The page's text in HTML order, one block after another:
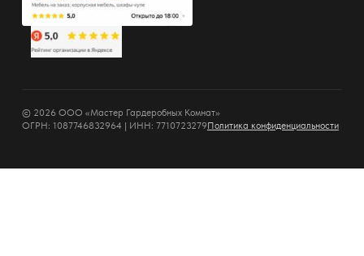
© 2026 ООО «Мастер Гардеробных Комнат»
ОГРН: 1087746832964 | ИНН: 7710723279Политика конфиденциальности